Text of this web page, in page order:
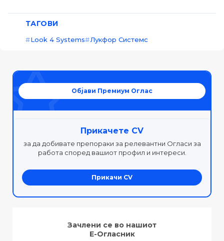
ТАГОВИ
Look 4 Systems Лукфор Системс
Објави Премиум Оглас
Прикачете CV
за да добивате препораки за релевантни Огласи за
работа според вашиот профил и интереси.
Прикачи CV
Зачлени се во нашиот
Е-Огласник